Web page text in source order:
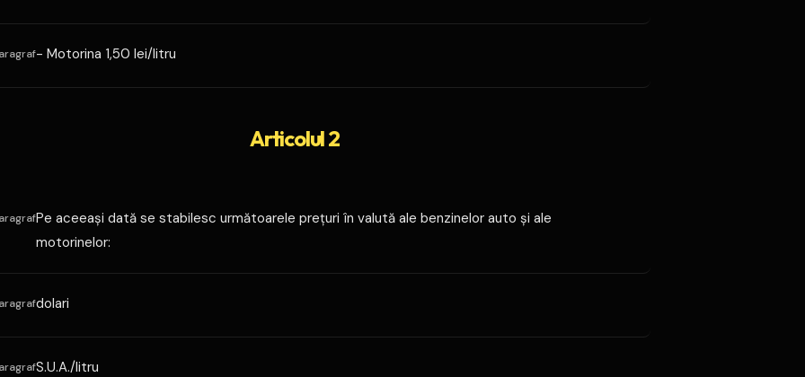
- Motorina 1,50 lei/litru
Articolul 2
Pe aceeaşi dată se stabilesc următoarele preţuri în valută ale benzinelor auto şi ale
motorinelor:
dolari
S.U.A./litru